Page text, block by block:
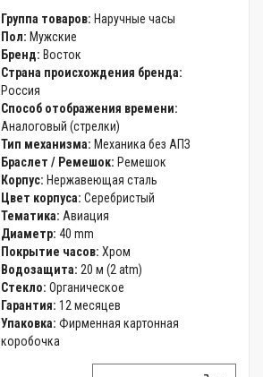
Группа товаров: Наручные часы
Пол: Мужские
Бренд: Восток
Страна происхождения бренда:
Россия
Способ отображения времени:
Аналоговый (стрелки)
Тип механизма: Механика без АПЗ
Браслет / Ремешок: Ремешок
Корпус: Нержавеющая сталь
Цвет корпуса: Серебристый
Тематика: Авиация
Диаметр: 40 mm
Покрытие часов: Хром
Водозащита: 20 м (2 atm)
Стекло: Органическое
Гарантия: 12 месяцев
Упаковка: Фирменная картонная
коробочка